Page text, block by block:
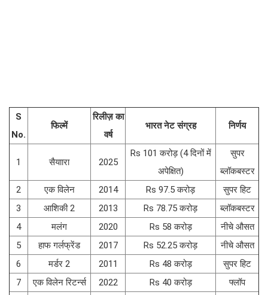
S
No.
फिल्में
रिलीज़ का
वर्ष
भारत नेट संग्रह निर्णय
1 सैयाारा 2025
Rs 101 करोड़ (4 दिनों में
अपेक्षित)
सुपर
ब्लॉकबस्टर
2
एक विलेन 2014 Rs 97.5 करोड़
सुपर हिट
3
आशिकी 2 2013 Rs 78.75 करोड़
ब्लॉकबस्टर
4
मलंग 2020 Rs 58 करोड़
नीचे औसत
5
हाफ गर्लफ्रेंड 2017 Rs 52.25 करोड़
नीचे औसत
6
मर्डर 2 2011 Rs 48 करोड़
सुपर हिट
7
एक विलेन रिटर्न्स 2022 Rs 40 करोड़
फ्लॉप